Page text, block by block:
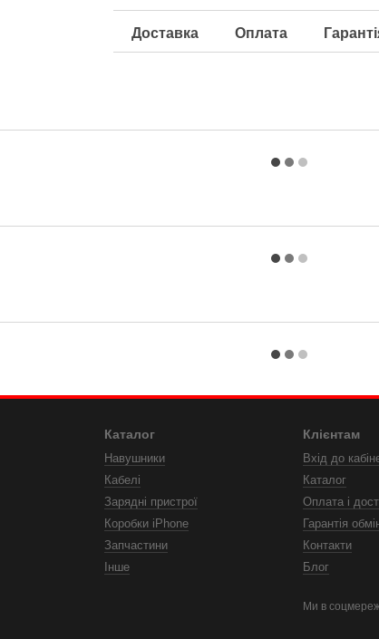
Доставка Оплата
Каталог
Навушники
Кабелі
Зарядні пристрої
Коробки iPhone
Запчастини
Інше
Клієнтам
Вхід до
Каталог
Оплата і
Гарантія
Контакти
Блог
Ми в